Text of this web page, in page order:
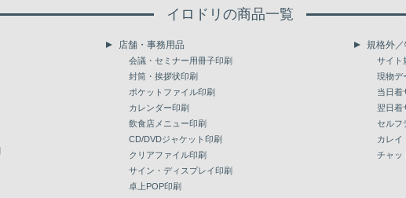
260 35,640 35,640
270 36,960
38,280
39,600
40,920
52,800
イロドリの商品一覧
店舗・事務用品
会議・セミナー用冊子印刷
封筒・挨拶状印刷
ポケットファイル印刷
カレンダー印刷
飲食店メニュー印刷
CD/DVDジャケット印刷
クリアファイル印刷
サイン・ディスプレイ印刷
卓上POP印刷
規格外
サイト
現物デ
当日着
翌日着
セルフ
カレイ
チャッ